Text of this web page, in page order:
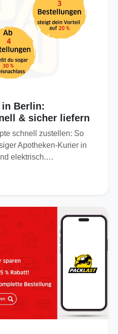
in Berlin:
& sicher liefern
schnell zustellen: So
Apotheken-Kurier in
elektrisch.…